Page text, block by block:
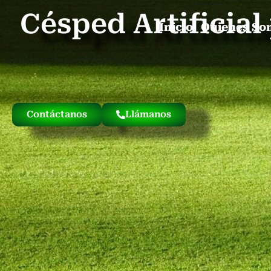
Inicio Quienes
Césped Artificial
Contáctanos Llámanos